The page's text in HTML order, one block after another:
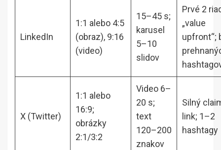
LinkedIn
1:1 alebo 4:5
(obraz), 9:16
(video)
15–45 s;
karusel
5–10
slidov
Prvé 2
„value
upfront“;
X (Twitter)
1:1 alebo
16:9;
obrázky
2:1/3:2
Video 6–
20 s;
text
120–200
znakov
Silný
link; 1–2
hashtagy